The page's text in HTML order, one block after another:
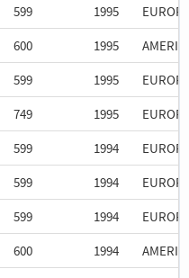
599 1995
600 1995
599 1995
749 1995
599 1994
599 1994
599 1994
600 1994